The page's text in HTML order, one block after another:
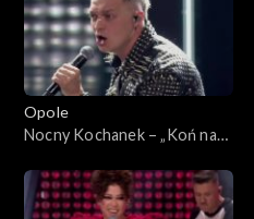
Opole
Nocny Kochanek – „Koń na
Koncert „SuperJedynki”